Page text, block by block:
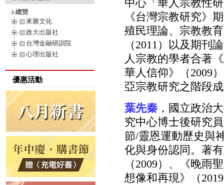
總覽
來勝文化
政大出版社
台灣金融研訓院
心理出版社
優惠活動
中心「華人宗教性
《台灣宗教研究》
殖民理論、宗教教
（2011）以及期刊
人宗教的學者合著
華人信仰》（2009
亞宗教研究之階段
葉先秦，國立政治
究中心博士後研究
節/靈恩運動歷史與
化與身份認同。著
（2009）、《晚雨
想像和再現》（